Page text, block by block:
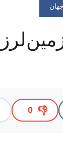
کجکول گدایی دیجیتالی
افزایش پنج درصدی
جهان
👎
0